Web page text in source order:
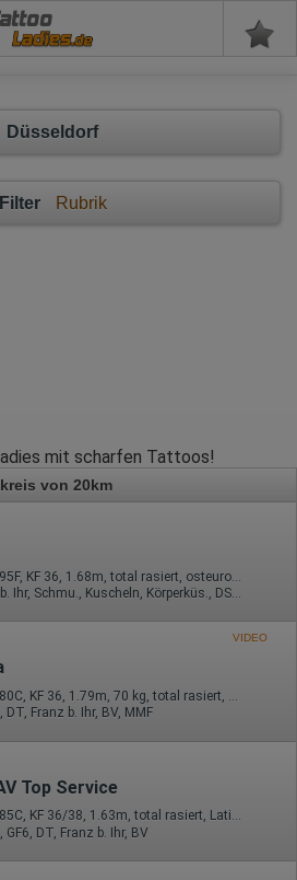
Düsseldorf
Filter Rubrik
mit scharfen Tattoos!
von 20km
25 Jahre, 95F, KF 36, 1.68m, total rasiert, osteuropäisch
ZK, Franz b. Ihr, Schmu., Kuscheln, Körperküs., DSp, ZAp, KBp
VIDEO
32 Jahre, 80C, KF 36, 1.79m, 70 kg, total rasiert, osteuropäisch
DT, Franz b. Ihr, BV, MMF
Top Service
23 Jahre, 85C, KF 36/38, 1.63m, total rasiert, Latina
GF6, DT, Franz b. Ihr, BV